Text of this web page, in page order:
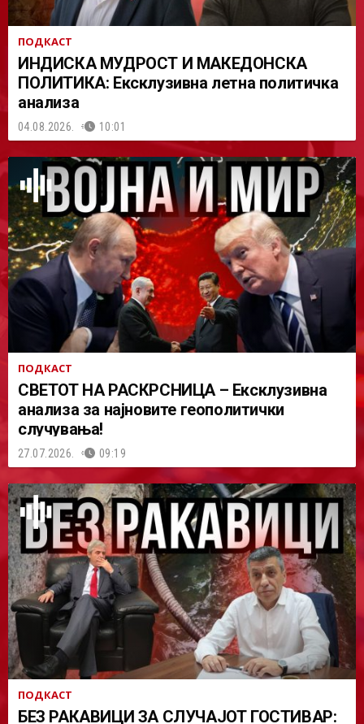
ПОДКАСТ
ИНДИСКА МУДРОСТ И МАКЕДОНСКА
ПОЛИТИКА: Ексклузивна летна политичка
анализа
04.08.2026. 10:01
ПОДКАСТ
СВЕТОТ НА РАСКРСНИЦА – Ексклузивна
анализа за најновите геополитички
случувања!
27.07.2026. 09:19
ПОДКАСТ
БЕЗ РАКАВИЦИ ЗА СЛУЧАЈОТ ГОСТИВАР: